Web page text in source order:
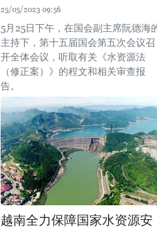
25/05/2023 09:56
5月25日下午，在国会副主席阮德海
主持下，第十五届国会第五次会议召
开全体会议，听取有关《水资源法
（修正案）》的程文和相关审查报
告。
越南全力保障国家水资源安